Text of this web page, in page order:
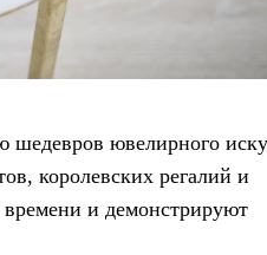
ювелирного
королевских регалий и
и демонстрируют